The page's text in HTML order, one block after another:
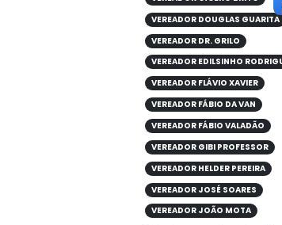
VEREADOR DOUGLAS GUARITA
VEREADOR DR. GRILO
VEREADOR EDILSINHO
VEREADOR FLÁVIO XAVIER
VEREADOR FÁBIO DA VAN
VEREADOR FÁBIO VALADÃO
VEREADOR GIBI PROFESSOR
VEREADOR HELDER PEREIRA
VEREADOR JOSÉ SOARES
VEREADOR JOÃO MOTA